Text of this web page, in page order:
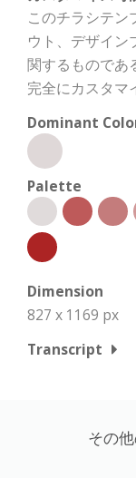
このチラシテン
ウト、デザイン
関するものであ
完全にカスタマ
Dominant
Palette
Dimension
827 x 1169 px
Transcript
その